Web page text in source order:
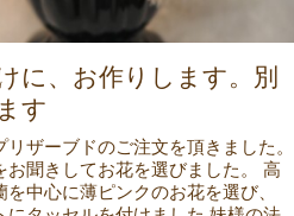
に、お作りします。別
す
リザーブドのご注文を頂きました。
お聞きしてお花を選びました。 高
を中心に薄ピンクのお花を選び、